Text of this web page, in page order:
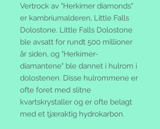
Vertrock av "Herkimer diamonds"
er kambriumalderen, Little Falls
Dolostone. Little Falls Dolostone
ble avsatt for rundt 500 millioner
år siden, og "Herkimer-
diamantene" ble dannet i hulrom i
dolostenen. Disse hulrommene er
ofte foret med slitne
kvartskrystaller og er ofte belagt
med et tjæraktig hydrokarbon.